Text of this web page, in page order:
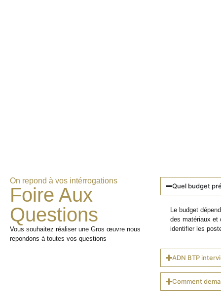
On repond à vos intérrogations
Foire Aux
Questions
Vous souhaitez réaliser une Gros œuvre nous
repondons à toutes vos questions
Quel budget
Le budget
des matériaux et
identifier les
ADN BTP
Comment